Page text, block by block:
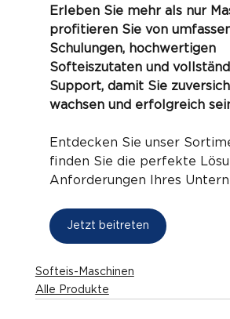
Erleben Sie mehr als nur
profitieren Sie von
Schulungen, hochwertigen
Softeiszutaten und
Support, damit Sie
wachsen und erfolgreich
Entdecken Sie unser
finden Sie die perfekte
Anforderungen Ihres
Jetzt beitreten
Softeis-Maschinen
Alle Produkte